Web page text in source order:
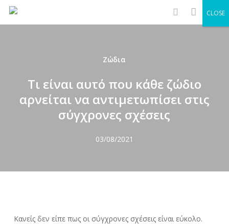
Skip
search
Ζώδια
Τι είναι αυτό που κάθε ζώδιο
αρνείται να αντιμετωπίσει στις
σύγχρονες σχέσεις
03/08/2021
Κανείς δεν είπε πως οι σύγχρονες σχέσεις είναι εύκολο.
CLOSE